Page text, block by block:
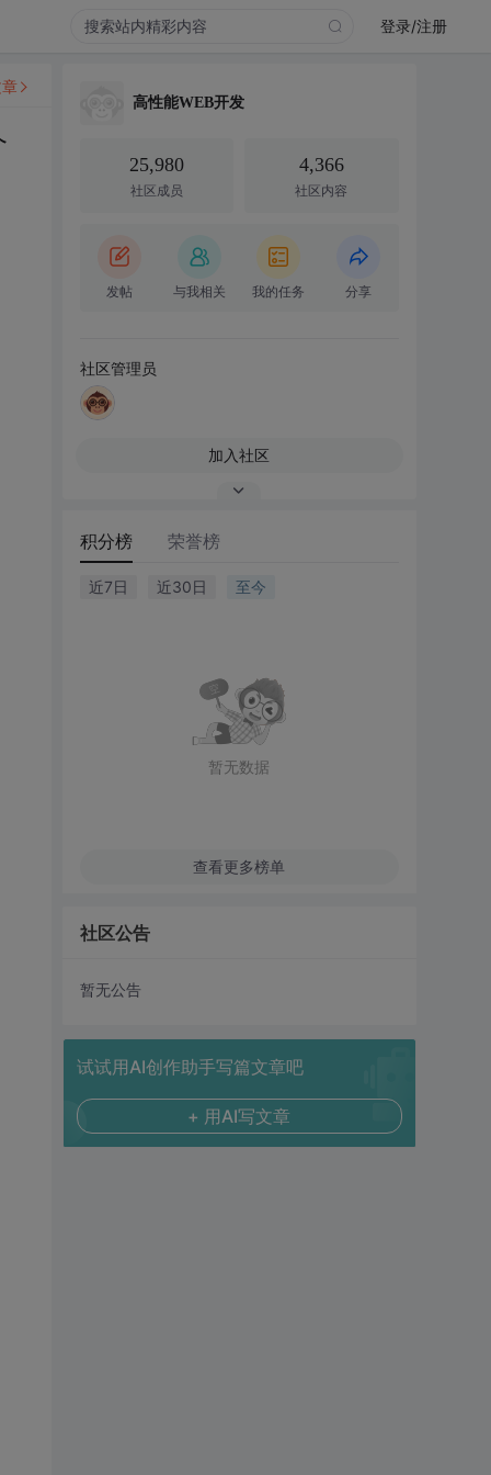
登录/注册
高性能WEB开发
25,980
社区成员
4,366
社区内容
发帖 与我相关 我的任务 分享
社区管理员
加入社区
积分榜 荣誉榜
近7日 近30日 至今
暂无数据
查看更多榜单
社区公告
暂无公告
试试用AI创作助手写篇文章吧
+ 用AI写文章